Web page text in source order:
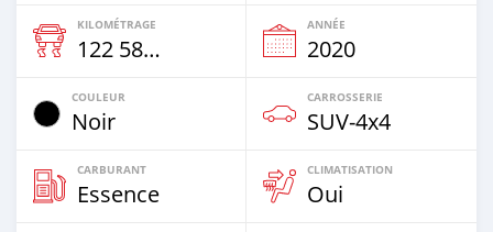
KILOMÉTRAGE
122 586 Km
ANNÉE
2020
COULEUR
Noir
CARROSSERIE
SUV‒4x4
CARBURANT
Essence
CLIMATISATION
Oui